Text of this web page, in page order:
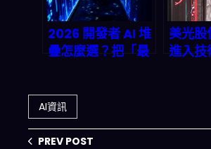
2026 開發者 AI 堆
疊怎麼選？把「最
美光
進入技
AI資訊
PREV POST